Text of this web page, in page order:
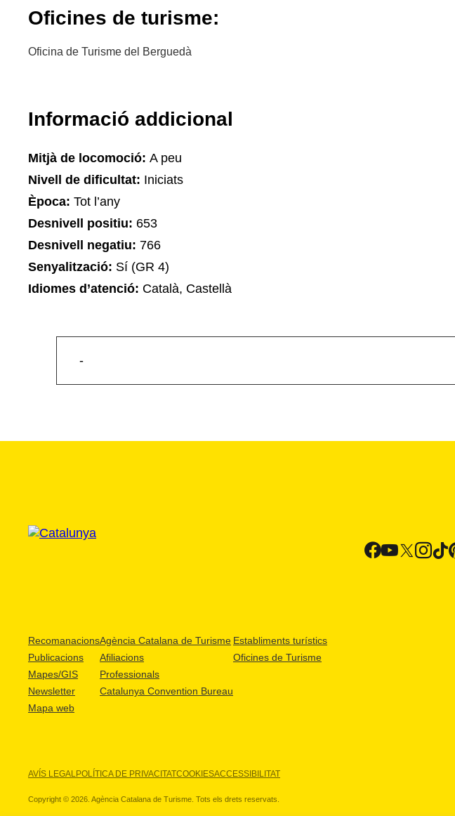
Oficines de turisme:
Oficina de Turisme del Berguedà
Informació addicional
Mitjà de locomoció: A peu
Nivell de dificultat: Iniciats
Època: Tot l’any
Desnivell positiu: 653
Desnivell negatiu: 766
Senyalització: Sí (GR 4)
Idiomes d’atenció: Català, Castellà
-
Recomanacions
Publicacions
Mapes/GIS
Newsletter
Mapa web
Agència Catalana de Turisme
Afiliacions
Professionals
Catalunya Convention Bureau
Establiments turístics
Oficines de Turisme
AVÍS LEGALPOLÍTICA DE PRIVACITATCOOKIESACCESSIBILITAT
Copyright © 2026. Agència Catalana de Turisme. Tots els drets reservats.